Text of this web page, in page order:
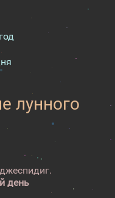
лунного
день